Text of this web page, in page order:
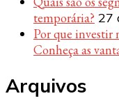
temporária? 27
Por que investir
Conheça as
Arquivos